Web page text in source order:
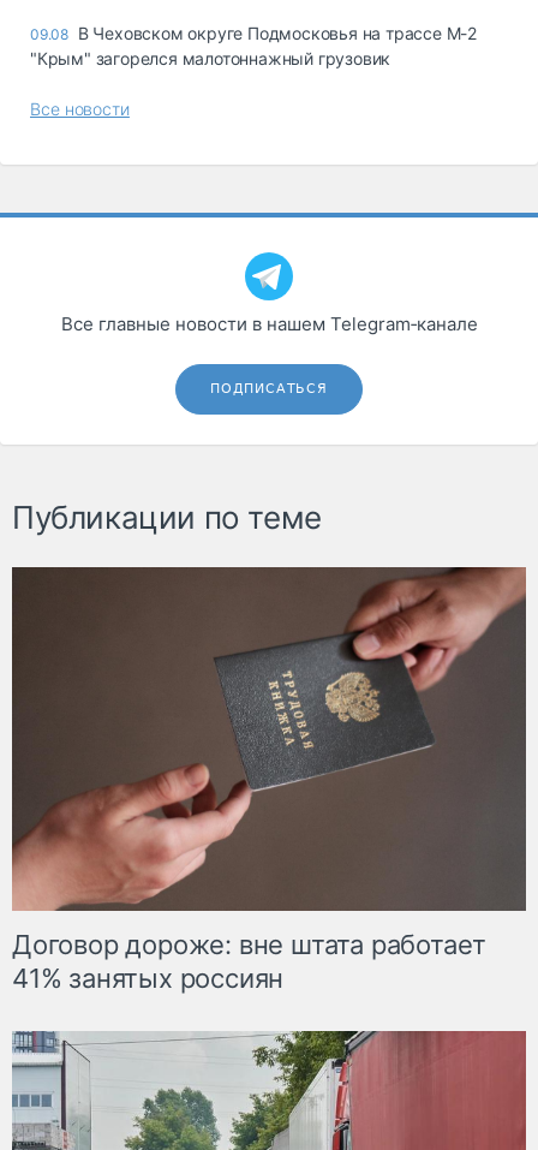
09.08 В Чеховском округе Подмосковья на трассе М-2
"Крым" загорелся малотоннажный грузовик
Все новости
Все главные новости в нашем Telegram‑канале
ПОДПИСАТЬСЯ
Публикации по теме
Договор дороже: вне штата работает
41% занятых россиян